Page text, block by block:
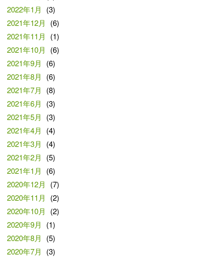
2022年1月
(3)
2021年12月
(6)
2021年11月
(1)
2021年10月
(6)
2021年9月
(6)
2021年8月
(6)
2021年7月
(8)
2021年6月
(3)
2021年5月
(3)
2021年4月
(4)
2021年3月
(4)
2021年2月
(5)
2021年1月
(6)
2020年12月
(7)
2020年11月
(2)
2020年10月
(2)
2020年9月
(1)
2020年8月
(5)
2020年7月
(3)